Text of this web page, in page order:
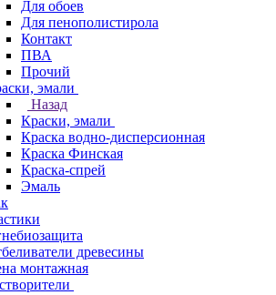
Для обоев
Для пенополистирола
Контакт
ПВА
Прочий
эмали
Назад
Краски, эмали
Краска водно-дисперсионная
Краска Финская
Краска-спрей
Эмаль
древесины
монтажная